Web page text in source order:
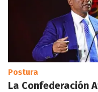
Postura
La Confederación